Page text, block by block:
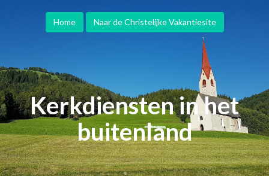
Home Naar de Christelijke Vakantiesite
Kerkdiensten in het
buitenland